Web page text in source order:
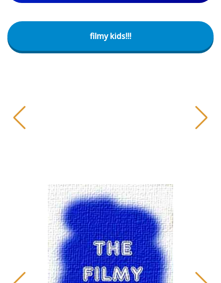
filmy kids!!!